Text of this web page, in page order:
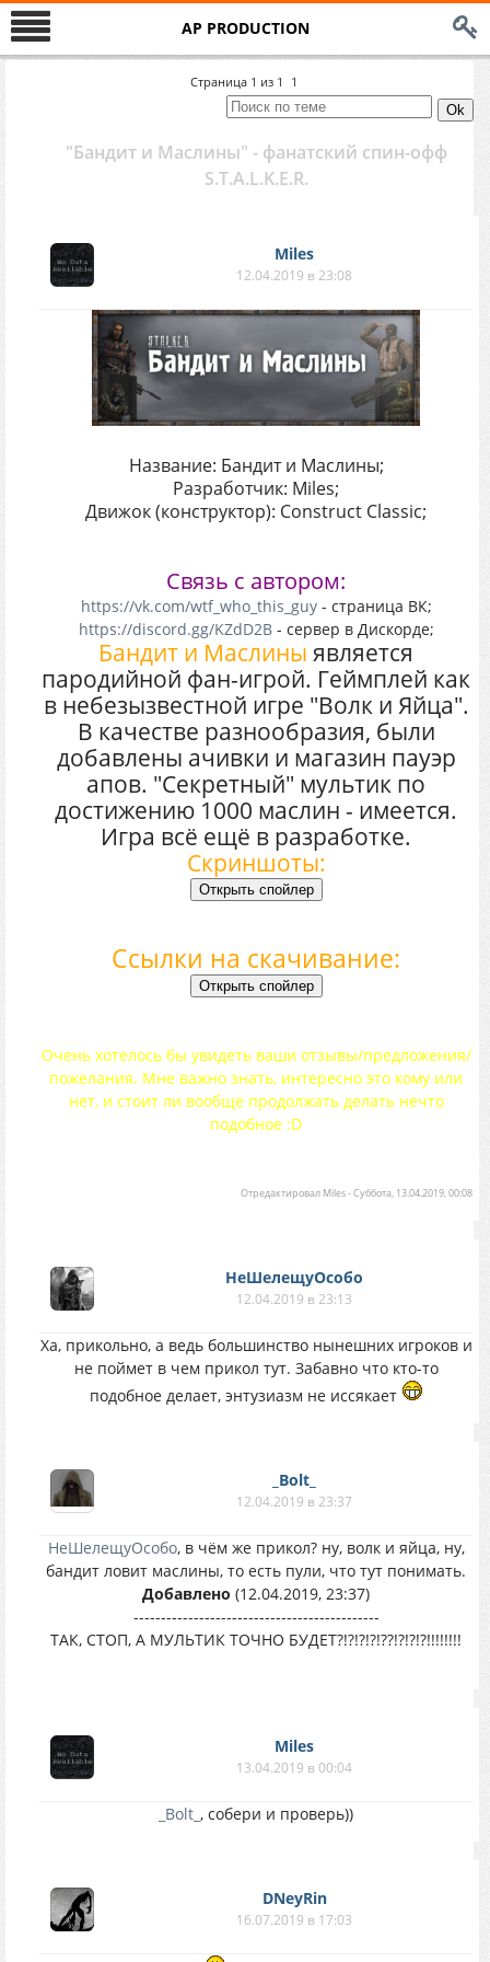
AP PRODUCTION
Страница 1 из 1 1
"Бандит и Маслины" - фанатский спин-офф
S.T.A.L.K.E.R.
Miles
12.04.2019 в 23:08
Название: Бандит и Маслины;
Разработчик: Miles;
Движок (конструктор): Construct Classic;
Связь с автором:
https://vk.com/wtf_who_this_guy- страница ВК;
https://discord.gg/KZdD2B- сервер в Дискорде;
Бандит и Маслины является
пародийной фан-игрой. Геймплей как
в небезызвестной игре "Волк и Яйца".
В качестве разнообразия, были
добавлены ачивки и магазин пауэр
апов. "Секретный" мультик по
достижению 1000 маслин - имеется.
Игра всё ещё в разработке.
Скриншоты:
Ссылки на скачивание:
Очень хотелось бы увидеть ваши отзывы/предложения/
пожелания. Мне важно знать, интересно это кому или
нет, и стоит ли вообще продолжать делать нечто
подобное :D
Отредактировал Miles-Суббота, 13.04.2019, 00:08
НеШелещуОсобо
12.04.2019 в 23:13
Ха, прикольно, а ведь большинство нынешних игроков и
не поймет в чем прикол тут. Забавно что кто-то
подобное делает, энтузиазм не иссякает
_Bolt_
12.04.2019 в 23:37
НеШелещуОсобо, в чём же прикол? ну, волк и яйца, ну,
бандит ловит маслины, то есть пули, что тут понимать.
Добавлено (12.04.2019, 23:37)
---------------------------------------------
ТАК, СТОП, А МУЛЬТИК ТОЧНО БУДЕТ?!?!?!?!??!?!?!?!!!!!!!!
Miles
13.04.2019 в 00:04
_Bolt_ , собери и проверь))
DNeyRin
16.07.2019 в 17:03